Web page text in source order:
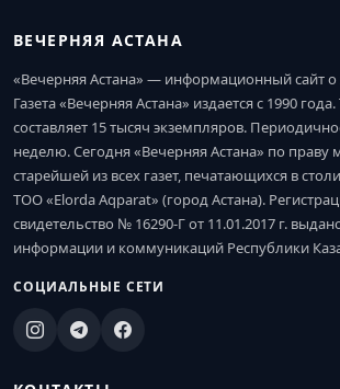
ВЕЧЕРНЯЯ АСТАНА
«Вечерняя Астана» — информационный сайт
Газета «Вечерняя Астана» издается с 1990
составляет 15 тысяч экземпляров.
неделю. Сегодня «Вечерняя Астана» по праву
старейшей из всех газет, печатающихся в
ТОО «Elorda Aqparat» (город Астана).
свидетельство № 16290-Г от 11.01.2017 г.
информации и коммуникаций Республики
СОЦИАЛЬНЫЕ СЕТИ